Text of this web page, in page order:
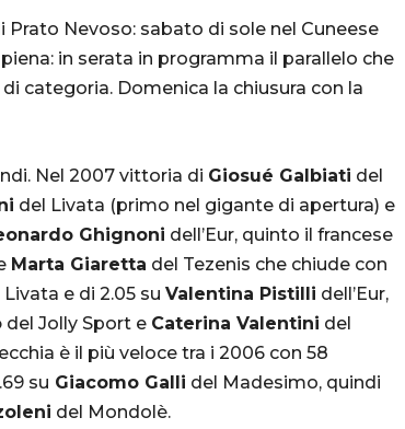
Nevoso: sabato di sole nel Cuneese
in serata in programma il parallelo che
categoria. Domenica la chiusura con la
Nel 2007 vittoria di Giosué Galbiati del
del Livata (primo nel gigante di apertura) e
Ghignoni dell’Eur, quinto il francese
Marta Giaretta del Tezenis che chiude con
Livata e di 2.05 su Valentina Pistilli dell’Eur,
del Jolly Sport e Caterina Valentini del
è il più veloce tra i 2006 con 58
su Giacomo Galli del Madesimo, quindi
del Mondolè.